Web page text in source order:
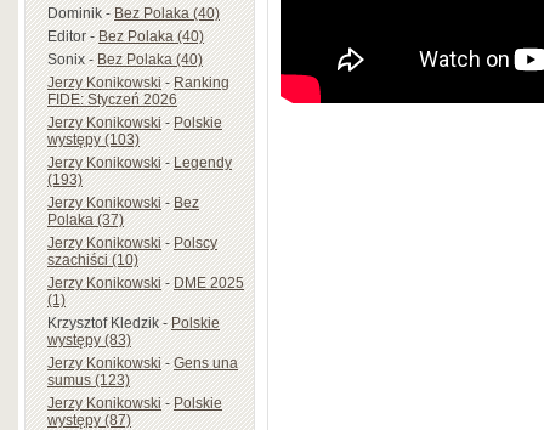
Dominik-Bez Polaka (40)
Editor-Bez Polaka (40)
Sonix-Bez Polaka (40)
Jerzy Konikowski-Ranking
FIDE: Styczeń 2026
Jerzy Konikowski-Polskie
występy (103)
Jerzy Konikowski-Legendy
(193)
Jerzy Konikowski-Bez
Polaka (37)
Jerzy Konikowski-Polscy
szachiści (10)
Jerzy Konikowski-DME 2025
(1)
Krzysztof Kledzik-Polskie
występy (83)
Jerzy Konikowski-Gens una
sumus (123)
Jerzy Konikowski-Polskie
występy (87)